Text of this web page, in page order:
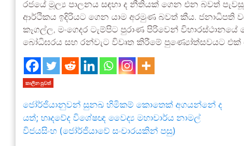
රජයේ මූල්‍ය පාලනය සඳහා ද නීතියක් ගෙන එන බවත්
ආර්ථිකය ඉදිරියට ගෙන යාම අරමුණ බවත් කීය. ජනාධිපති
කෑගල්ල, මංගෙදර ටැම්පිට පුරාණ පිරිවෙන්
බෝධිඝරය සහ රන්වැට විවෘත කිරීමේ පුණ්‍යෝත්සවයට එක්
කාලීන පුවත්
ජෝර්ජියානුවන් සුනඛ හිමිකම් කොතෙක් අගයන්නේ ද
යත්; හෘදවේද විශේෂඥ වෛද්‍ය මහාචාර්ය නාමල්
විජයසිංහ (ජෝර්ජියාවේ සංචාරයකින් පසු)